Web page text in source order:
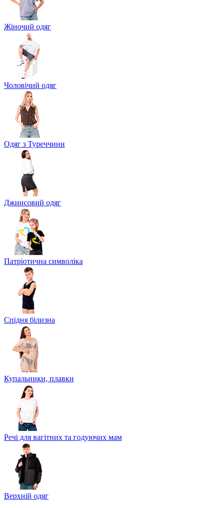
Жіночий одяг
Чоловічий одяг
Одяг з Туреччини
Джинсовий одяг
Патріотична символіка
Спідня білизна
Купальники, плавки
Речі для вагітних та годуючих мам
Верхній одяг